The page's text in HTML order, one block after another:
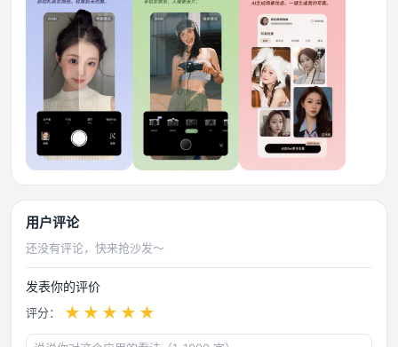
用户评论
还没有评论，快来抢沙发～
发表你的评价
评分： ★ ★ ★ ★ ★